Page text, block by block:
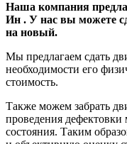
Наша компания
Ин . У нас вы можете
на новый.
Мы предлагаем сдать
необходимости его
стоимость.
Также можем забрать
проведения
состояния. Таким